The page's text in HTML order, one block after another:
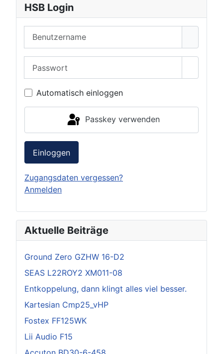
HSB Login
Automatisch einloggen
Passkey verwenden
Einloggen
Zugangsdaten vergessen?
Anmelden
Aktuelle Beiträge
Ground Zero GZHW 16-D2
SEAS L22ROY2 XM011-08
Entkoppelung, dann klingt alles viel besser.
Kartesian Cmp25_vHP
Fostex FF125WK
Lii Audio F15